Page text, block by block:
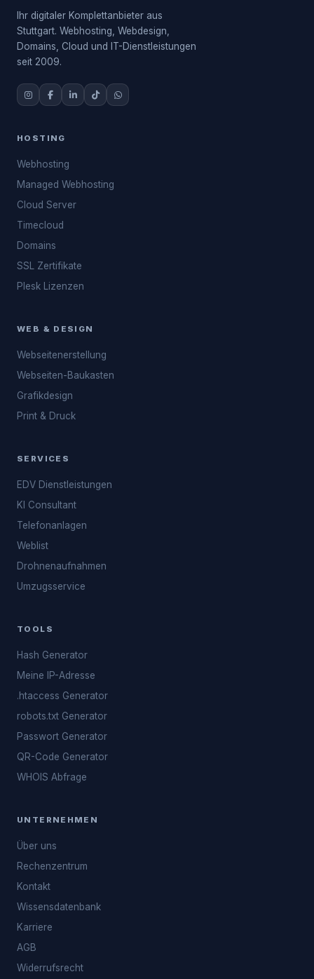
Ihr digitaler Komplettanbieter aus
Stuttgart. Webhosting, Webdesign,
Domains, Cloud und IT-Dienstleistungen
seit 2009.
HOSTING
Webhosting
Managed Webhosting
Cloud Server
Timecloud
Domains
SSL Zertifikate
Plesk Lizenzen
WEB & DESIGN
Webseitenerstellung
Webseiten-Baukasten
Grafikdesign
Print & Druck
SERVICES
EDV Dienstleistungen
KI Consultant
Telefonanlagen
Weblist
Drohnenaufnahmen
Umzugsservice
TOOLS
Hash Generator
Meine IP-Adresse
.htaccess Generator
robots.txt Generator
Passwort Generator
QR-Code Generator
WHOIS Abfrage
UNTERNEHMEN
Über uns
Rechenzentrum
Kontakt
Wissensdatenbank
Karriere
AGB
Widerrufsrecht